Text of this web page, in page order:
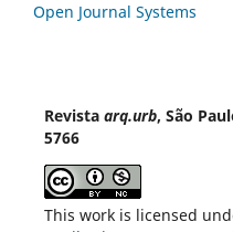
Open Journal Systems
Revista arq.urb, São
5766
This work is licensed